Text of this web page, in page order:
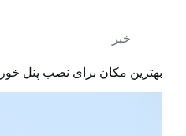
خبر
بهترین مکان برای نصب پنل